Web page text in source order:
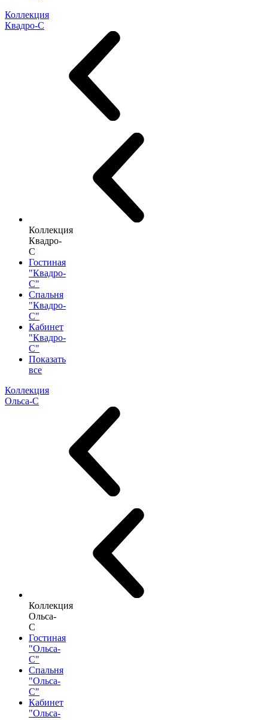
Коллекция
Квадро-С
Коллекция
Квадро-
С
Гостиная
"Квадро-
С"
Спальня
"Квадро-
С"
Кабинет
"Квадро-
С"
Показать
все
Коллекция
Ольса-С
Коллекция
Ольса-
С
Гостиная
"Ольса-
С"
Спальня
"Ольса-
С"
Кабинет
"Ольса-